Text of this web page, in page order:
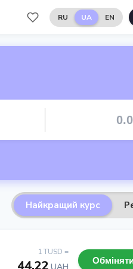
RU UA EN
Найкращий курс
1 TUSD =
44.22 UAH